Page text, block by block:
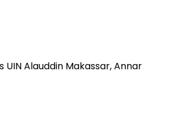
UIN Alauddin Makassar, Annar